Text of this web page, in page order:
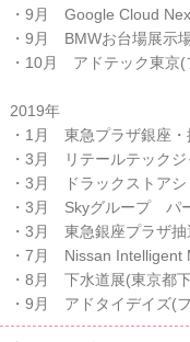
・9月 Google Cloud
・9月 BMWお台場展示
・10月 アドテック東京(
2019年
・1月 東急プラザ銀座・
・3月 リテールテック
・3月 ドラックストアシ
・3月 Skyグループ パ
・3月 東急銀座プラザ抽
・7月 Nissan Intelligent
・8月 下水道展(東京都
・9月 アドタイデイズ(